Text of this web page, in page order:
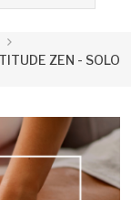
ZEN - SOLO